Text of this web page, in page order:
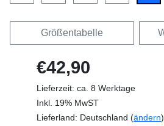
Größentabelle
€42,90
Lieferzeit: ca. 8 Werktage
Inkl. 19% MwST
Lieferland: Deutschland (ändern)